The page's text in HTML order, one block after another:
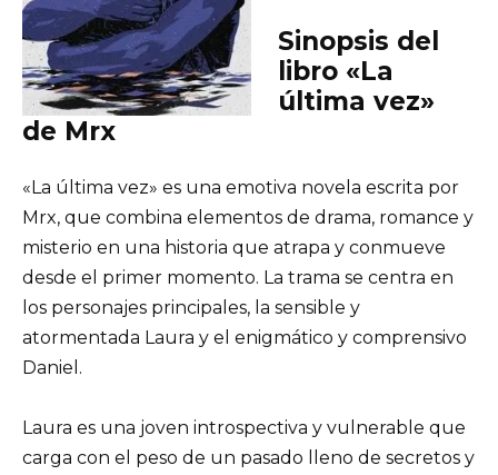
Sinopsis del
libro «La
última vez»
de Mrx
«La última vez» es una emotiva novela escrita por
Mrx, que combina elementos de drama, romance y
misterio en una historia que atrapa y conmueve
desde el primer momento. La trama se centra en
los personajes principales, la sensible y
atormentada Laura y el enigmático y comprensivo
Daniel.
Laura es una joven introspectiva y vulnerable que
carga con el peso de un pasado lleno de secretos y